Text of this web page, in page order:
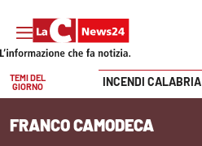
SEZIONI
Vai
TEMI DEL
GIORNO
INCENDI CALABRIA
FRANCO CAMODECA